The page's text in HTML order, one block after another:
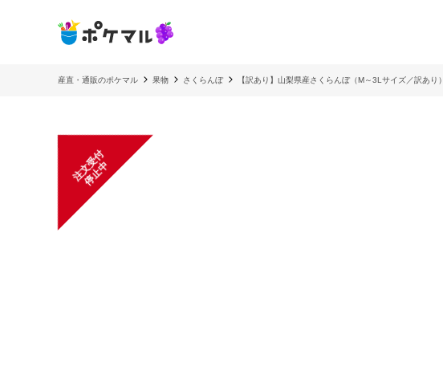
産直・通販のポケマル 果物 さくらんぼ 【訳あり】山梨県産さくらんぼ（M～3Lサイズ／訳あり）
注
文
受
付
停
止
中